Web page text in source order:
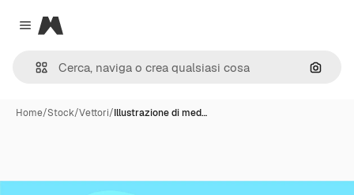
Close menu
Magnific
Cerca
Home/Stock/Vettori/Illustrazione di med…